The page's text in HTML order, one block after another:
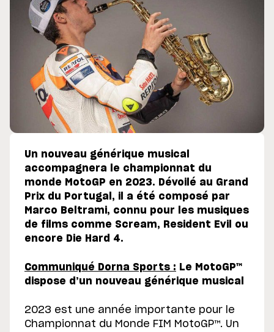
Un nouveau générique musical
accompagnera le championnat du
monde MotoGP en 2023. Dévoilé au Grand
Prix du Portugal, il a été composé par
Marco Beltrami, connu pour les musiques
de films comme Scream, Resident Evil ou
encore Die Hard 4.
Communiqué Dorna Sports : Le MotoGP™
dispose d’un nouveau générique musical
2023 est une année importante pour le
Championnat du Monde FIM MotoGP™. Un